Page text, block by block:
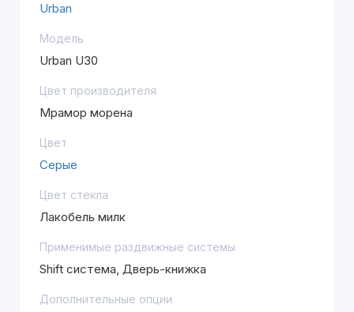
Urban
Модель
Urban U30
Цвет производителя
Мрамор морена
Цвет
Серые
Цвет стекла
Лакобель милк
Применимые раздвижные системы
Shift система, Дверь-книжка
Дополнительные опции